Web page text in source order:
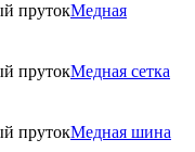
Медная
Медная сетка
Медная шина